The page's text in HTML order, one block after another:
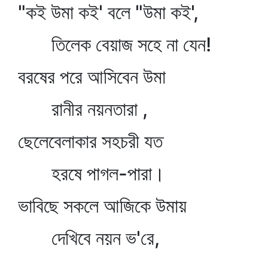
"কই উমা কই' বলে "উমা কই',
তিলেক বেয়াজ সহে না যেন!
বরষের পরে আসিবেন উমা
রানীর নয়নতারা ,
ছেলেবেলাকার সহচরী যত
হরষে পাগল-পারা।
ভাবিছে সকলে আজিকে উমায়
দেখিবে নয়ন ভ'রে,